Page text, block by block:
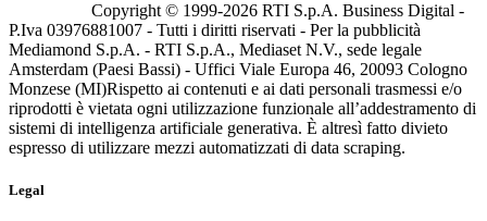
Copyright © 1999-2026 RTI S.p.A. Business Digital -
P.Iva 03976881007 - Tutti i diritti riservati - Per la pubblicità
Mediamond S.p.A. - RTI S.p.A., Mediaset N.V., sede legale
Amsterdam (Paesi Bassi) - Uffici Viale Europa 46, 20093 Cologno
Monzese (MI)Rispetto ai contenuti e ai dati personali trasmessi e/o
riprodotti è vietata ogni utilizzazione funzionale all’addestramento di
sistemi di intelligenza artificiale generativa. È altresì fatto divieto
espresso di utilizzare mezzi automatizzati di data scraping.
Legal